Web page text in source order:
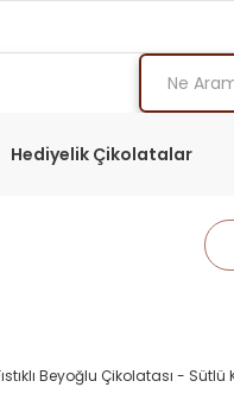
Hediyelik Çikolatalar